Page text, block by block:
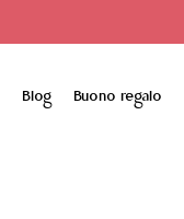
Blog Buono regalo